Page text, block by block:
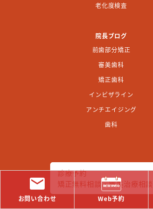
お問い合わせ Web予約
老化度検査
院長ブログ
前歯部分矯正
審美歯科
矯正歯科
インビザライン
アンチエイジング
歯科
診療予約
矯正無料相談・審美治療相談